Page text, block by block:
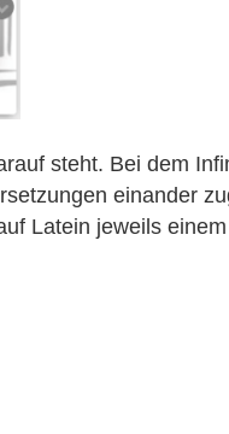
steht. Bei dem
einander
Latein jeweils